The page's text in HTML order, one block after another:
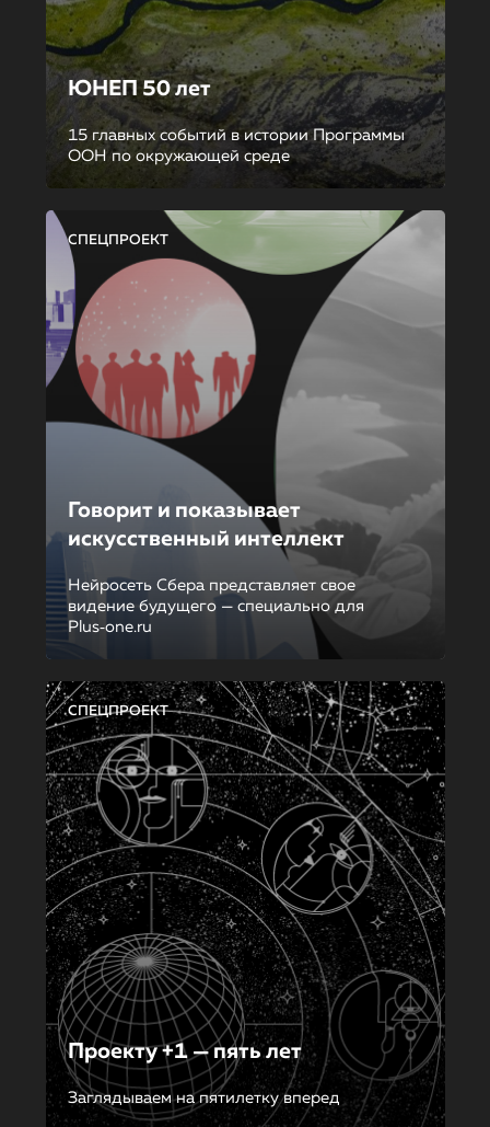
ЮНЕП 50 лет
15 главных событий в истории Программы
ООН по окружающей среде
СПЕЦПРОЕКТ
Говорит и показывает
искусственный интеллект
Нейросеть Сбера представляет свое
видение будущего — специально для
Plus‑one.ru
СПЕЦПРОЕКТ
Проекту +1 — пять лет
Заглядываем на пятилетку вперед